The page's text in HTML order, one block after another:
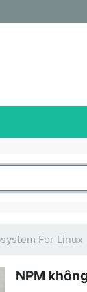
For Linux
NPM